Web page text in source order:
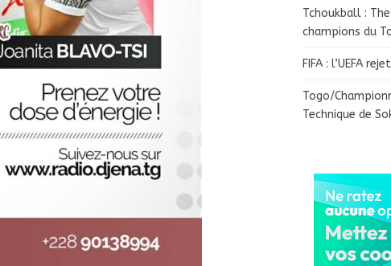
Tchoukball :
champions du
FIFA : l’UEFA
Togo/
Technique de